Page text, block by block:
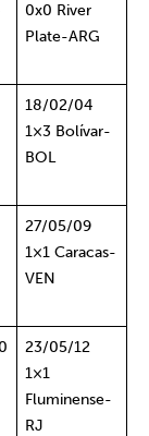
0x0 River
Plate-ARG
18/02/04
1×3 Bolívar-
BOL
27/05/09
1×1 Caracas-
VEN
23/05/12
1×1
Fluminense-
RJ